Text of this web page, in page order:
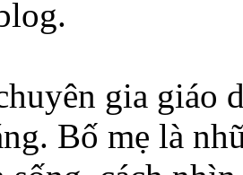
gia giáo
Bố mẹ là